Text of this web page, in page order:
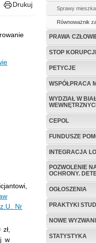
Drukuj
Nr
w
Sprawy
Równoważnik
PRAWA
STOP KORUPCJI
PETYCJE
WSPÓŁPRACA
WYDZIAŁ W
CEPOL
FUNDUSZE
INTEGRACJA
POZWOLENIE
OCHRONY.
OGŁOSZENIA
PRAKTYKI
NOWE
STATYSTYKA